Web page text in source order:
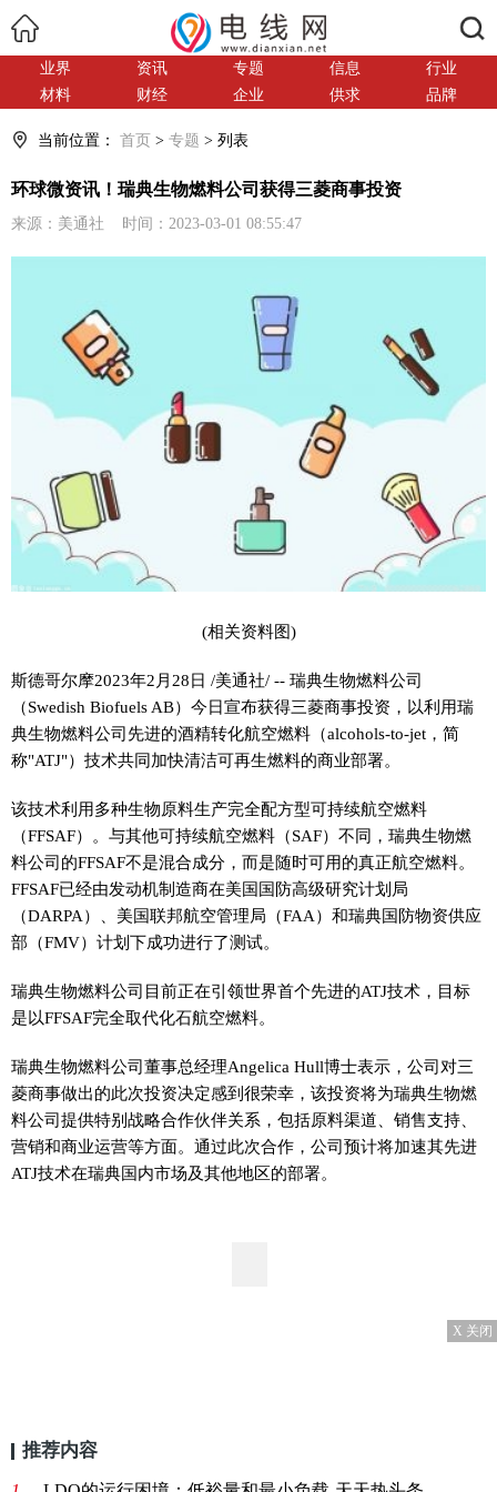
业界 资讯 专题 信息
行业
材料
财经 企业 供求 品牌
当前位置： 首页 > 专题 > 列表
环球微资讯！瑞典生物燃料公司获得三菱商事投资
来源：美通社 时间：2023-03-01 08:55:47
(相关资料图)
斯德哥尔摩2023年2月28日 /美通社/ -- 瑞典生物燃料公司
（Swedish Biofuels AB）今日宣布获得三菱商事投资，以利用瑞
典生物燃料公司先进的酒精转化航空燃料（alcohols-to-jet，简
称"ATJ"）技术共同加快清洁可再生燃料的商业部署。
该技术利用多种生物原料生产完全配方型可持续航空燃料
（FFSAF）。与其他可持续航空燃料（SAF）不同，瑞典生物燃
料公司的FFSAF不是混合成分，而是随时可用的真正航空燃料。
FFSAF已经由发动机制造商在美国国防高级研究计划局
（DARPA）、美国联邦航空管理局（FAA）和瑞典国防物资供应
部（FMV）计划下成功进行了测试。
瑞典生物燃料公司目前正在引领世界首个先进的ATJ技术，目标
是以FFSAF完全取代化石航空燃料。
瑞典生物燃料公司董事总经理Angelica Hull博士表示，公司对三
菱商事做出的此次投资决定感到很荣幸，该投资将为瑞典生物燃
料公司提供特别战略合作伙伴关系，包括原料渠道、销售支持、
营销和商业运营等方面。通过此次合作，公司预计将加速其先进
ATJ技术在瑞典国内市场及其他地区的部署。
X 关闭
推荐内容